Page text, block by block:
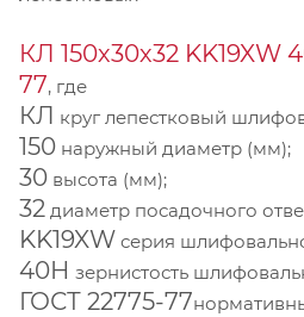
КЛ 150х30х32 KK19XW
77, где
КЛ круг лепестковый
150 наружный диаметр (мм);
30 высота (мм);
32 диаметр посадочного
KK19XW серия
40Н зернистость
ГОСТ 22775-77